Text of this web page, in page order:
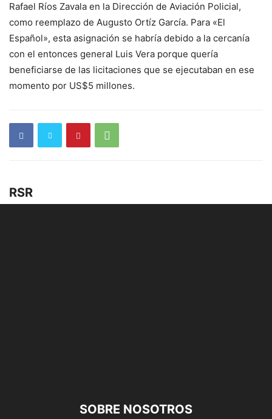
Rafael Ríos Zavala en la Dirección de Aviación Policial,
como reemplazo de Augusto Ortíz García. Para «El
Español», esta asignación se habría debido a la cercanía
con el entonces general Luis Vera porque quería
beneficiarse de las licitaciones que se ejecutaban en ese
momento por US$5 millones.
RSR
SOBRE NOSOTROS